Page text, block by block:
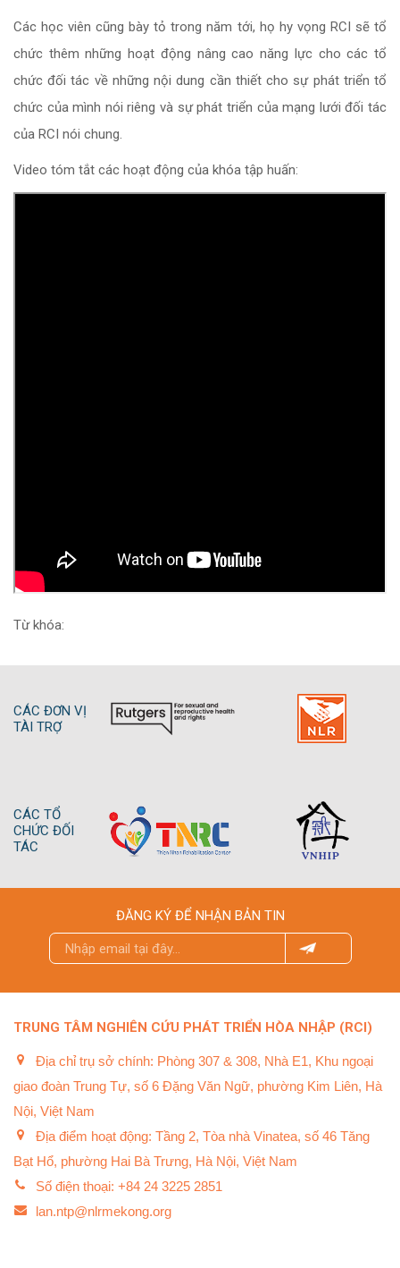
Các học viên cũng bày tỏ trong năm tới, họ hy vọng RCI sẽ tổ
chức thêm những hoạt động nâng cao năng lực cho các tổ
chức đối tác về những nội dung cần thiết cho sự phát triển tổ
chức của mình nói riêng và sự phát triển của mạng lưới đối tác
của RCI nói chung.
Video tóm tắt các hoạt động của khóa tập huấn:
Từ khóa:
CÁC ĐƠN VỊ
TÀI TRỢ
CÁC TỔ
CHỨC ĐỐI
TÁC
ĐĂNG KÝ ĐỂ NHẬN BẢN TIN
TRUNG TÂM NGHIÊN CỨU PHÁT TRIỂN HÒA NHẬP (RCI)
Địa chỉ trụ sở chính: Phòng 307 & 308, Nhà E1, Khu ngoại
giao đoàn Trung Tự, số 6 Đặng Văn Ngữ, phường Kim Liên, Hà
Nội, Việt Nam
Địa điểm hoạt động: Tầng 2, Tòa nhà Vinatea, số 46 Tăng
Bạt Hổ, phường Hai Bà Trưng, Hà Nội, Việt Nam
Số điện thoại: +84 24 3225 2851
lan.ntp@nlrmekong.org